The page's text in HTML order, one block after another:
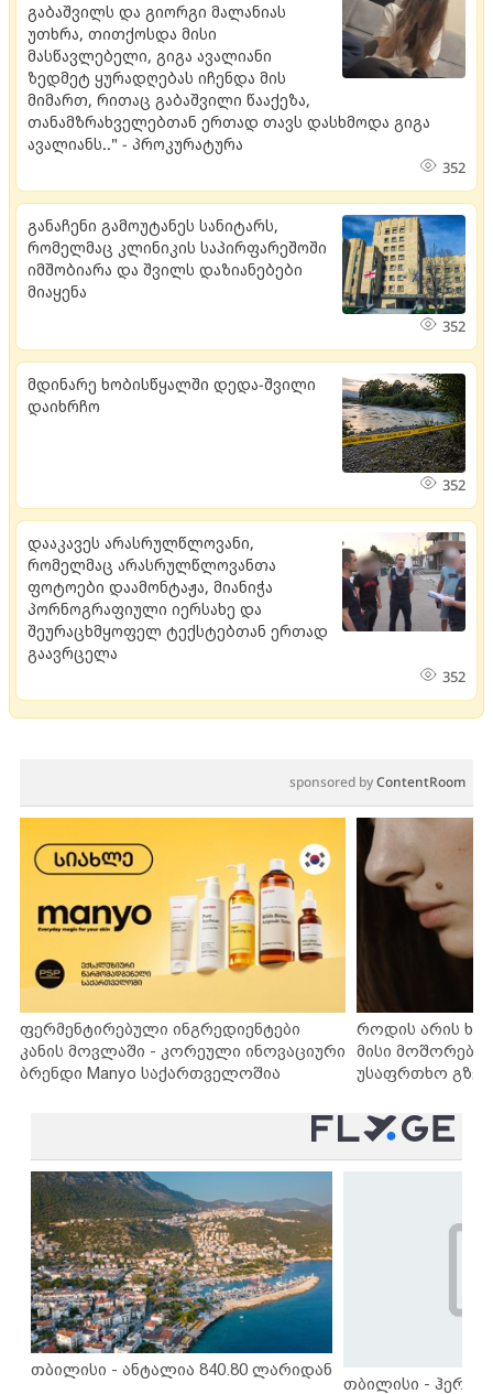
გაბაშვილს და გიორგი მალანიას
უთხრა, თითქოსდა მისი
მასწავლებელი, გიგა ავალიანი
ზედმეტ ყურადღებას იჩენდა მის
მიმართ, რითაც გაბაშვილი წააქეზა,
თანამზრახველებთან ერთად თავს დასხმოდა გიგა
ავალიანს.." - პროკურატურა
352
განაჩენი გამოუტანეს სანიტარს,
რომელმაც კლინიკის საპირფარეშოში
იმშობიარა და შვილს დაზიანებები
მიაყენა
352
მდი­ნა­რე ხო­ბის­წყალ­ში დედა-შვი­ლი
და­იხ­რჩო
352
დააკავეს არასრულწლოვანი,
რომელმაც არასრულწლოვანთა
ფოტოები დაამონტაჟა, მიანიჭა
პორნოგრაფიული იერსახე და
შეურაცხმყოფელ ტექსტებთან ერთად
გაავრცელა
352
sponsored byContentRoom
ფერმენტირებული ინგრედიენტები
კანის მოვლაში - კორეული ინოვაციური
ბრენდი Manyo საქართველოშია
როდის არის
მისი
უსაფრთხო
თბილისი - ანტალია 840.80 ლარიდან
თბილისი -